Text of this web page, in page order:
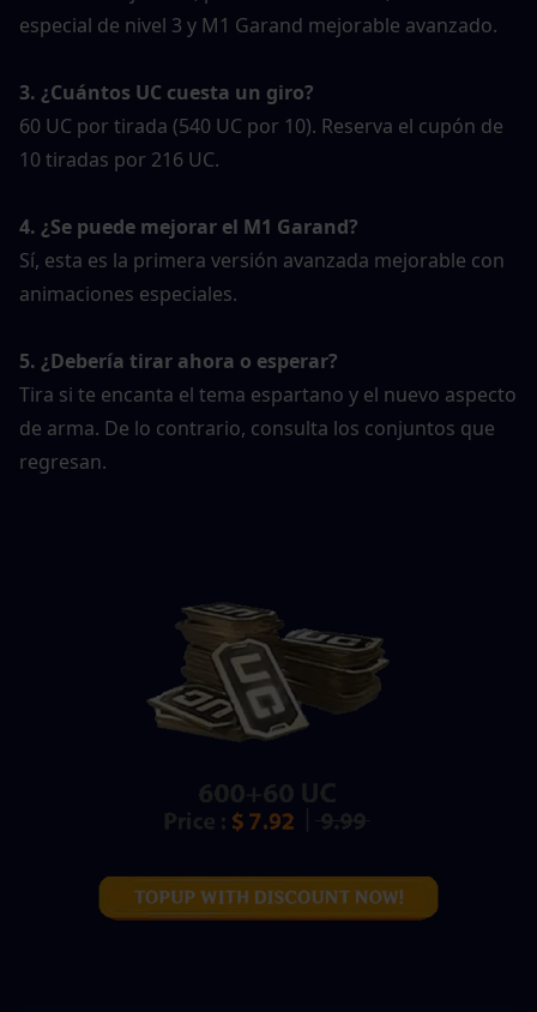
especial de nivel 3 y M1 Garand mejorable avanzado.
3. ¿Cuántos UC cuesta un giro?
60 UC por tirada (540 UC por 10). Reserva el cupón de
10 tiradas por 216 UC.
4. ¿Se puede mejorar el M1 Garand?
Sí, esta es la primera versión avanzada mejorable con
animaciones especiales.
5. ¿Debería tirar ahora o esperar?
Tira si te encanta el tema espartano y el nuevo aspecto
de arma. De lo contrario, consulta los conjuntos que
regresan.